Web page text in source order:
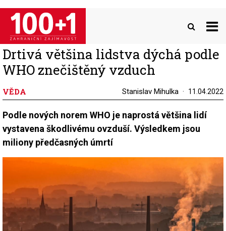
Přejít
hlavnímu
obsahu
Drtivá většina lidstva dýchá podle
WHO znečištěný vzduch
VĚDA Stanislav Mihulka 11.04.2022
Podle nových norem WHO je naprostá většina lidí
vystavena škodlivému ovzduší. Výsledkem jsou
miliony předčasných úmrtí